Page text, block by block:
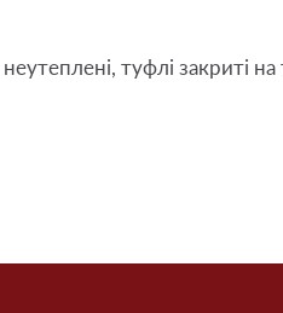
туфлі закриті